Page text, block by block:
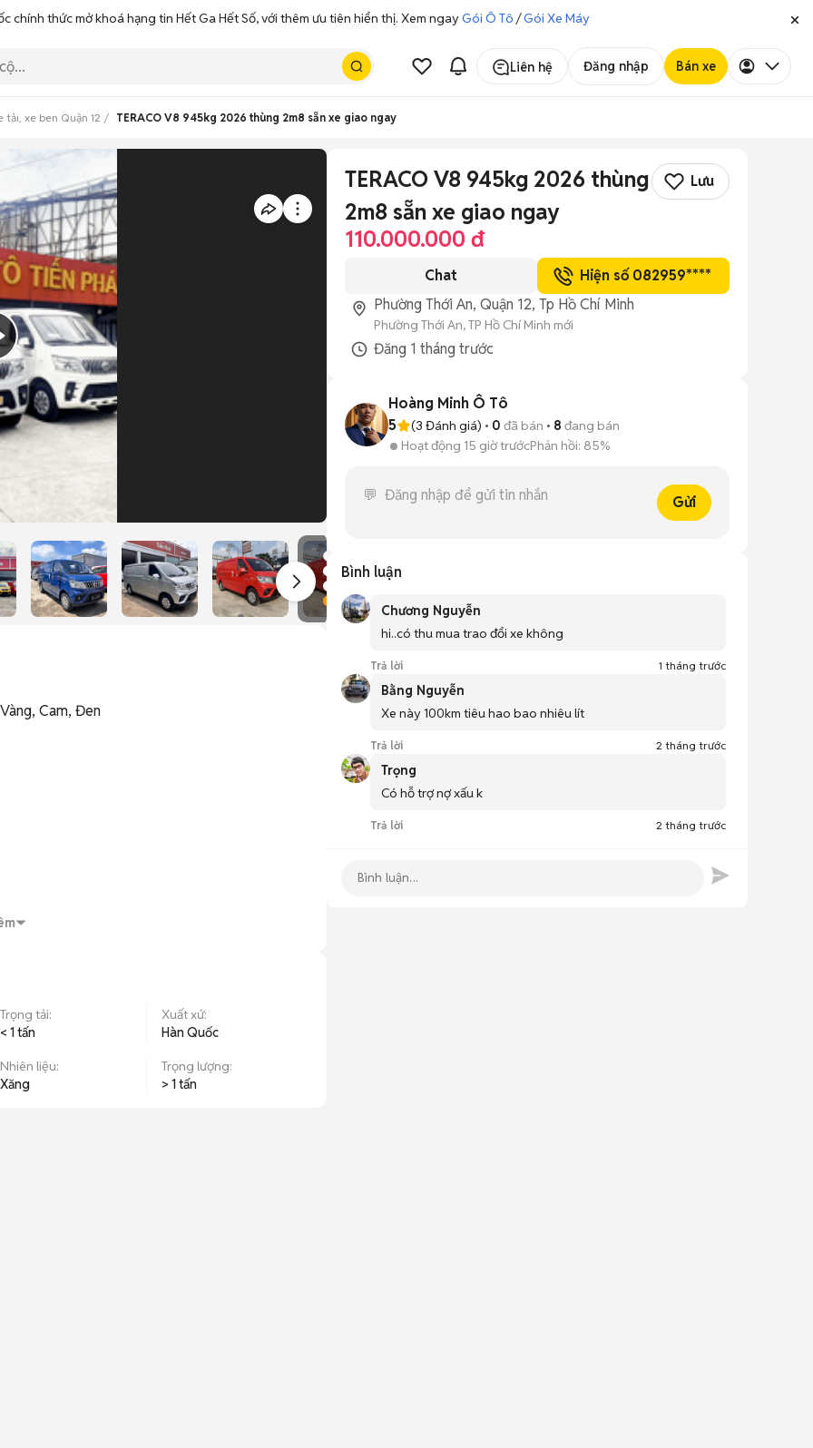
chính thức mở khoá hạng tin Hết Ga Hết Số, với thêm ưu tiên hiển thị. Xem ngayGói Ô Tô /Gói Xe Máy
Liên hệ Đăng nhập Bán xe
tải, xe ben Quận 12 TERACO V8 945kg 2026 thùng 2m8 sẵn xe giao ngay
TERACO V8 945kg 2026 thùng
2m8 sẵn xe giao ngay
Lưu
110.000.000 đ
Chat
Hiện số 082959****
Phường Thới An, Quận 12, Tp Hồ Chí Minh
Phường Thới An, TP Hồ Chí Minh mới
Đăng 1 tháng trước
Hoàng Minh Ô Tô
5
(3 Đánh giá) 0 đã bán 8 đang bán
Hoạt động 15 giờ trướcPhản hồi: 85%
Gửi
Bình luận
Chương Nguyễn
hi..có thu mua trao đổi xe không
Trả lời 1 tháng trước
Bằng Nguyễn
Xe này 100km tiêu hao bao nhiêu lít
Trả lời 2 tháng trước
Trọng
Có hỗ trợ nợ xấu k
Trả lời 2 tháng trước
Cam, Đen
kiệm xăng hơn 3-5 lít/100km
lùi
duyệt nhanh, không cần chứng minh thu
Trọng tải:
< 1 tấn
Xuất xứ:
Hàn Quốc
Nhiên liệu:
Xăng
Trọng lượng:
> 1 tấn